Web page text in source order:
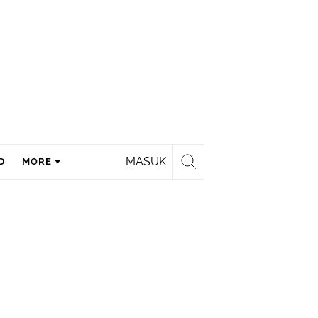
MASUK
MORE